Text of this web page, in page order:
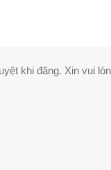
khi đăng. Xin vui